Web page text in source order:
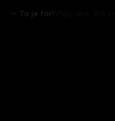
To je fór!